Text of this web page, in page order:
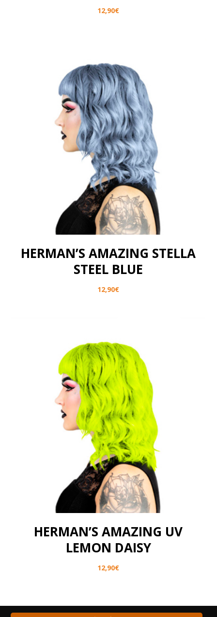
12,90€
HERMAN’S AMAZING STELLA
STEEL BLUE
12,90€
HERMAN’S AMAZING UV
LEMON DAISY
12,90€